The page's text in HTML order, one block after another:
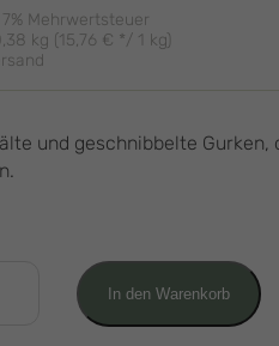
Mehrwertsteuer
kg (15,76 € */ 1 kg)
und geschnibbelte
In den Warenkorb